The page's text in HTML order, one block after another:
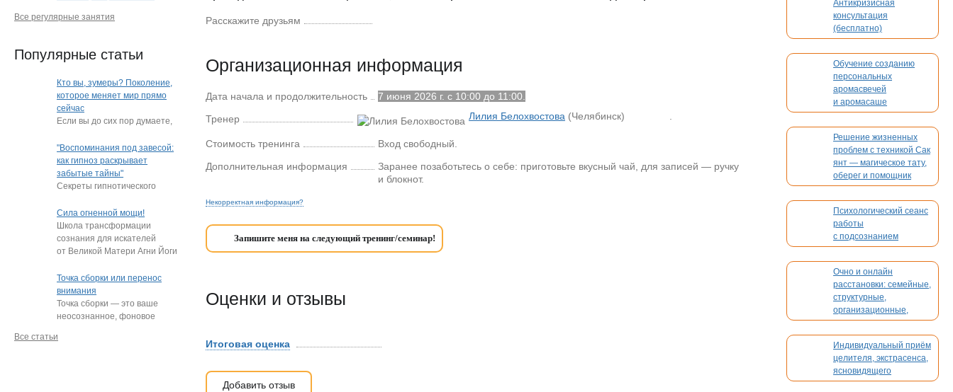
Антикризисная
консультация
(бесплатно)
Обучение созданию
персональных
аромасвечей
и аромасаше
Решение жизненных
проблем с техникой Сак
янт — магическое тату,
оберег и помощник
Психологический сеанс
работы
с подсознанием
Очно и онлайн
расстановки: семейные,
структурные,
организационные,
духовные, кармические
Индивидуальный приём
целителя, экстрасенса,
ясновидящего
Расскажите друзьям
Организационная информация
Дата начала и продолжительность
7 июня 2026 г. с 10:00 до 11:00.
Тренер
Лилия Белохвостова (Челябинск) .
Стоимость тренинга
Вход свободный.
Дополнительная информация
Заранее позаботьтесь о себе: приготовьте вкусный чай, для записей — ручку
и блокнот.
Некорректная информация?
Запишите меня на следующий тренинг/семинар!
Оценки и отзывы
Итоговая оценка
Добавить отзыв
(очно или дистанционно)
Все регулярные занятия
Популярные статьи
Кто вы, зумеры? Поколение,
которое меняет мир прямо
сейчас
Если вы до сих пор думаете,
"подростки, которые
постоянно …
"Воспоминания под завесой:
как гипноз раскрывает
забытые тайны"
Секреты гипнотического
Нередко под гипнозом люди
извлекают из глубин…
Сила огненной мощи!
Школа трансформации
сознания для искателей
от Великой Матери Агни Йоги
Точка сборки или перенос
внимания
Точка сборки — это ваше
неосознанное, фоновое
на определённый
Все статьи